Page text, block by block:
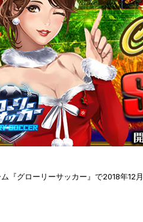
グローリーサッカー』で2018年12